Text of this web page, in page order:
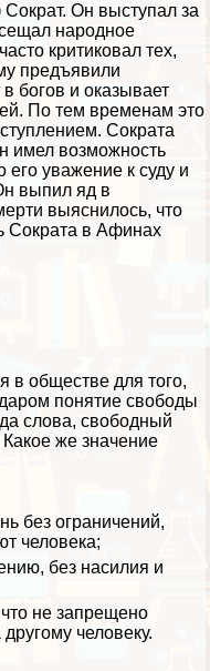
Он выступал за
народное
критиковал тех,
предъявили
богов и оказывает
По тем временам это
Сократа
имел возможность
его уважение к суду и
выпил яд в
выяснилось, что
Сократа в Афинах
в обществе для того,
понятие свободы
слова, свободный
же значение
без ограничений,
человека;
без насилия и
не запрещено
человеку.